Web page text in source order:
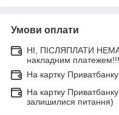
Умови оплати
НІ, ПІСЛЯПЛАТИ
накладним платежем!!!
На картку
На картку
залишилися питання)